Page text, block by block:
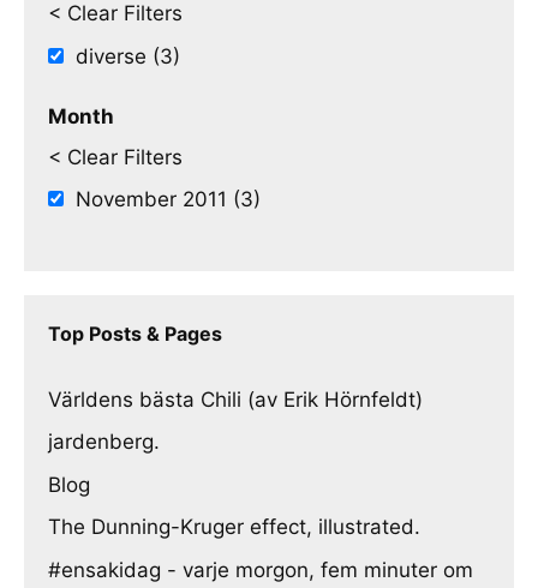
< Clear Filters
diverse (3)
Month
< Clear Filters
November 2011 (3)
Top Posts & Pages
Världens bästa Chili (av Erik Hörnfeldt)
jardenberg.
Blog
The Dunning-Kruger effect, illustrated.
#ensakidag - varje morgon, fem minuter om